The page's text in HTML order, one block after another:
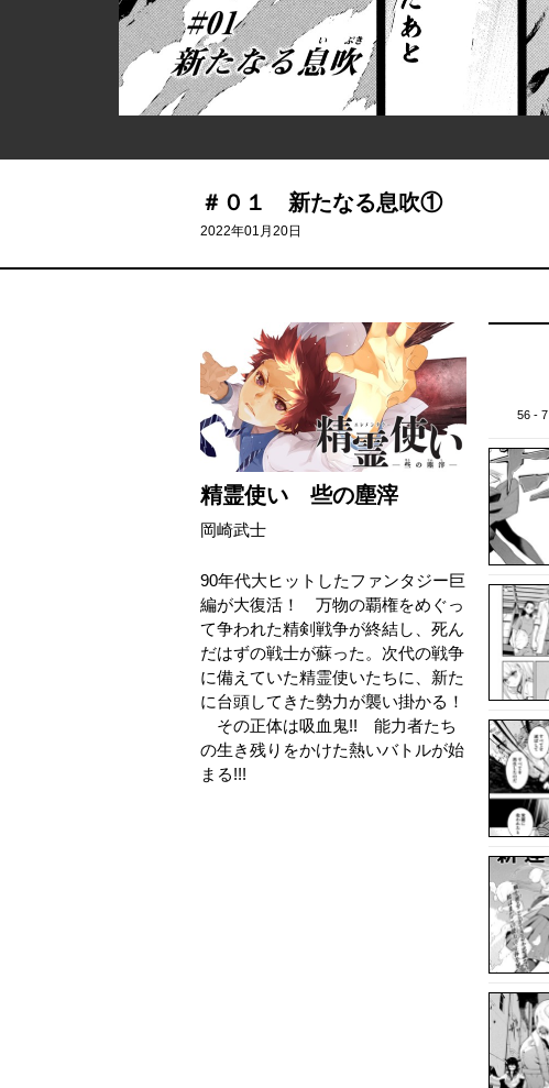
＃０１ 新たなる息吹①
2022年01月20日
精霊使い 些の塵滓
岡崎武士
90年代大ヒットしたファンタジー巨
編が大復活！ 万物の覇権をめぐっ
て争われた精剣戦争が終結し、死ん
だはずの戦士が蘇った。次代の戦争
に備えていた精霊使いたちに、新た
に台頭してきた勢力が襲い掛かる！
その正体は吸血鬼!! 能力者たち
の生き残りをかけた熱いバトルが始
まる!!!
56 - 7